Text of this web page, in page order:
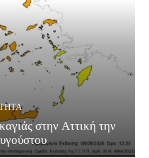
στην Αττική την